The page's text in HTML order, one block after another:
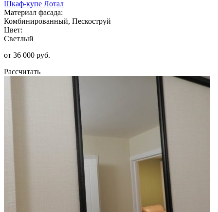
Шкаф-купе Лотал
Материал фасада:
Комбинированный, Пескоструй
Цвет:
Светлый
от 36 000 руб.
Рассчитать